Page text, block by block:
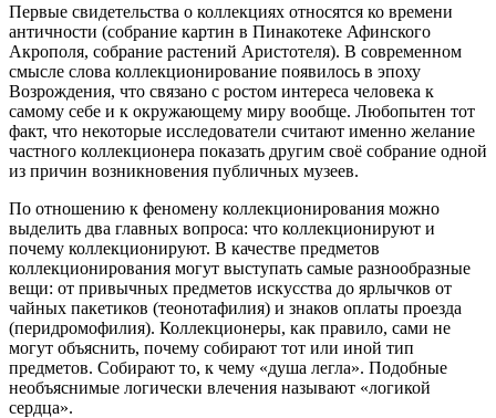
Первые свидетельства о коллекциях относятся ко времени
античности (собрание картин в Пинакотеке Афинского
Акрополя, собрание растений Аристотеля). В современном
смысле слова коллекционирование появилось в эпоху
Возрождения, что связано с ростом интереса человека к
самому себе и к окружающему миру вообще. Любопытен тот
факт, что некоторые исследователи считают именно желание
частного коллекционера показать другим своё собрание одной
из причин возникновения публичных музеев.
По отношению к феномену коллекционирования можно
выделить два главных вопроса: что коллекционируют и
почему коллекционируют. В качестве предметов
коллекционирования могут выступать самые разнообразные
вещи: от привычных предметов искусства до ярлычков от
чайных пакетиков (теонотафилия) и знаков оплаты проезда
(перидромофилия). Коллекционеры, как правило, сами не
могут объяснить, почему собирают тот или иной тип
предметов. Собирают то, к чему «душа легла». Подобные
необъяснимые логически влечения называют «логикой
сердца».